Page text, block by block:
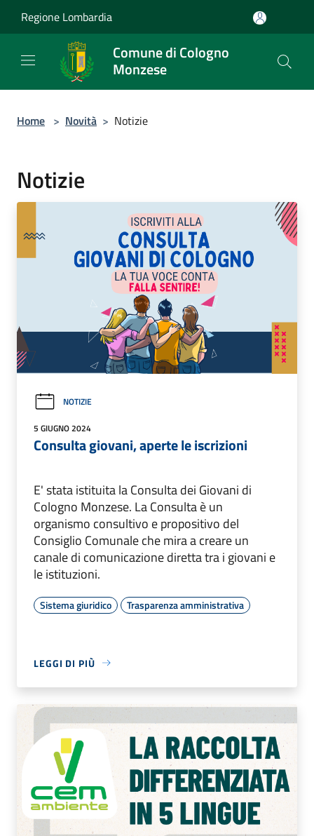
Regione Lombardia
Comune di Cologno
Monzese
Home > Novità > Notizie
Notizie
NOTIZIE
5 GIUGNO 2024
Consulta giovani, aperte le iscrizioni
E' stata istituita la Consulta dei Giovani di
Cologno Monzese. La Consulta è un
organismo consultivo e propositivo del
Consiglio Comunale che mira a creare un
canale di comunicazione diretta tra i giovani e
le istituzioni.
Sistema giuridico Trasparenza amministrativa
LEGGI DI PIÙ